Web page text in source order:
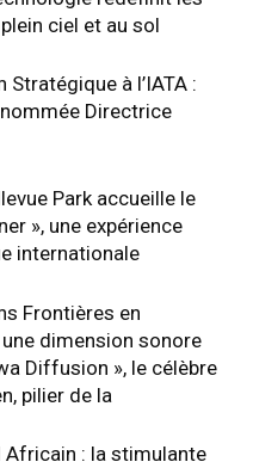
ciel et au sol
Stratégique à l’IATA :
Directrice
Park accueille le
», une expérience
internationale
Frontières en
dimension sonore
Diffusion », le célèbre
pilier de la
Africain : la stimulante